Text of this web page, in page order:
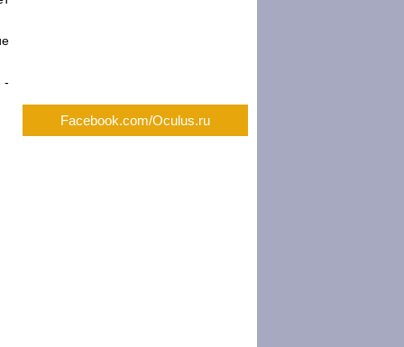
-
Facebook.com/Oculus.ru